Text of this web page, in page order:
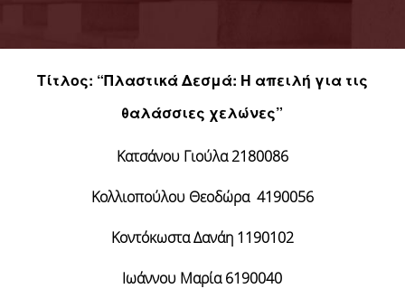
ΓΙΑΤΙ ΝΑ ΕΠΙΛΕΞΕTE ΤΟ ΠΡΟΓΡΑΜΜΑ
ΟΙ ΑΠΟΦΟΙΤΟΙ ΤΟΥ ΠΡΟΓΡΑΜΜΑΤΟΣ ΕΙΠΑΝ...
ΤΡΟΠΟΣ ΕΙΣΑΓΩΓΗΣ ΣΤΟ ΠΡΟΓΡΑΜΜΑ
Τίτλος: “Πλαστικά Δεσμά: Η απειλή για τις
θαλάσσιες χελώνες”
Κατσάνου Γιούλα 2180086
Κολλιοπούλου Θεοδώρα 4190056
Κοντόκωστα Δανάη 1190102
Ιωάννου Μαρία 6190040